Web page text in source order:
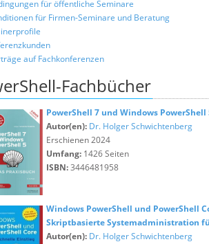
für öffentliche Seminare
für Firmen-Seminare und Beratung
auf Fachkonferenzen
Fachbücher
PowerShell 7 und Windows
Autor(en): Dr. Holger Schwichtenberg
Erschienen 2024
Umfang: 1426 Seiten
ISBN:3446481958
Windows PowerShell und PowerShell
Skriptbasierte Systemadministration
Autor(en): Dr. Holger Schwichtenberg